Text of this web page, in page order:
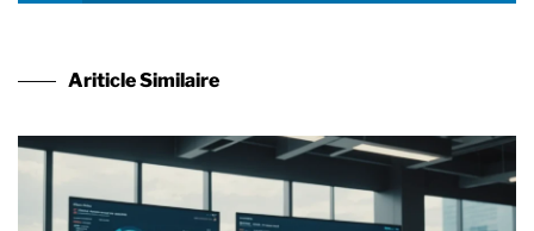
Ariticle Similaire